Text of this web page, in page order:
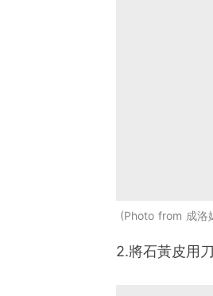
Photo from 成洛
2.將石黃皮用